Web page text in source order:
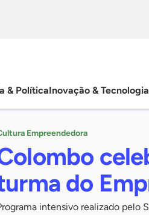
& PolíticaInovação & Tecnologia
Empreendedora
do
intensivo realizado pelo